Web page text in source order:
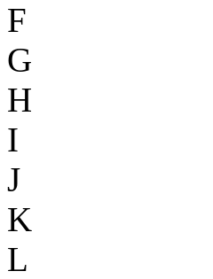
F
G
H
I
J
K
L